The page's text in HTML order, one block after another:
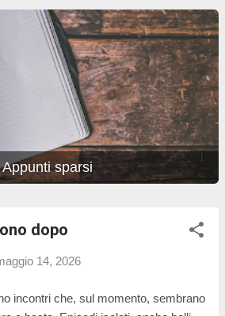
Appunti sparsi
dopo
14, 2026
incontri che, sul momento, sembrano